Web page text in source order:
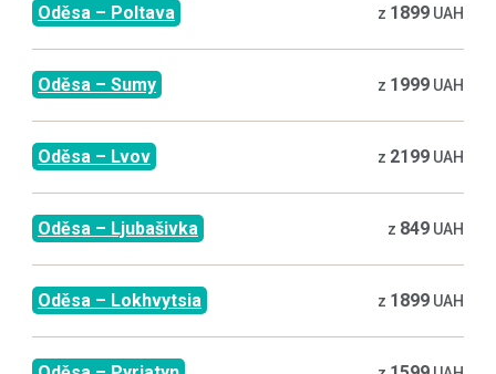
Oděsa – Poltava z 1899 UAH
Oděsa – Sumy z 1999 UAH
Oděsa – Lvov z 2199 UAH
Oděsa – Ljubašivka z 849 UAH
Oděsa – Lokhvytsia z 1899 UAH